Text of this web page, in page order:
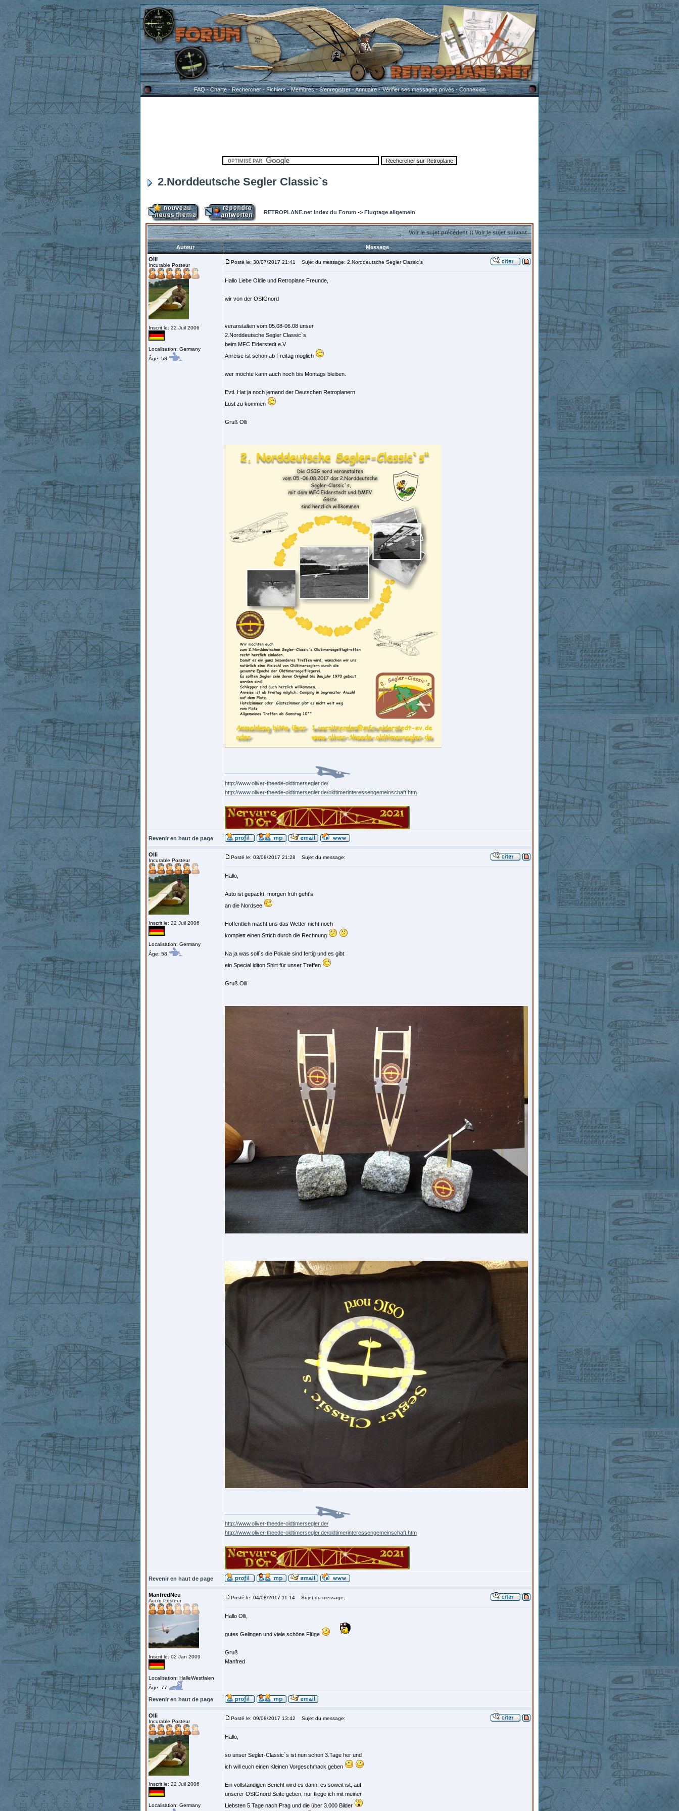
FAQ-Charte-Rechercher-Fichiers-Membres-S'enregistrer-Annuaire-Vérifier ses messages privés-Connexion
2.Norddeutsche Segler Classic`s
RETROPLANE.net Index du Forum -> Flugtage allgemein
Voir le sujet précédent::Voir le sujet suivant
Auteur
Message
Olli
Incurable Posteur
Inscrit le: 22 Juil 2006
Localisation: Germany
Âge: 58
Posté le: 30/07/2017 21:41 Sujet du message: 2.Norddeutsche Segler Classic`s
Hallo Liebe Oldie und Retroplane Freunde,
wir von der OSIGnord
veranstalten vom 05.08-06.08 unser
2.Norddeutsche Segler Classic`s
beim MFC Eiderstedt e.V
Anreise ist schon ab Freitag möglich
wer möchte kann auch noch bis Montags bleiben.
Evtl. Hat ja noch jemand der Deutschen Retroplanern
Lust zu kommen
Gruß Olli
http://www.oliver-theede-oldtimersegler.de/
http://www.oliver-theede-oldtimersegler.de/oldtimerinteressengemeinschaft.htm
Revenir en haut de page
Olli
Incurable Posteur
Inscrit le: 22 Juil 2006
Localisation: Germany
Âge: 58
Posté le: 03/08/2017 21:28 Sujet du message:
Hallo,
Auto ist gepackt, morgen früh geht's
an die Nordsee
Hoffentlich macht uns das Wetter nicht noch
komplett einen Strich durch die Rechnung
Na ja was soll`s die Pokale sind fertig und es gibt
ein Special iditon Shirt für unser Treffen
Gruß Olli
http://www.oliver-theede-oldtimersegler.de/
http://www.oliver-theede-oldtimersegler.de/oldtimerinteressengemeinschaft.htm
Revenir en haut de page
ManfredNeu
Accro Posteur
Inscrit le: 02 Jan 2009
Localisation: HalleWestfalen
Âge: 77
Posté le: 04/08/2017 11:14 Sujet du message:
Hallo Olli,
gutes Gelingen und viele schöne Flüge
Gruß
Manfred
Revenir en haut de page
Olli
Incurable Posteur
Inscrit le: 22 Juil 2006
Localisation: Germany
Posté le: 09/08/2017 13:42 Sujet du message:
Hallo,
so unser Segler-Classic`s ist nun schon 3.Tage her und
ich will euch einen Kleinen Vorgeschmack geben
Ein vollständigen Bericht wird es dann, es soweit ist, auf
unserer OSIGnord Seite geben, nur fliege ich mit meiner
Liebsten 5.Tage nach Prag und die über 3.000 Bilder